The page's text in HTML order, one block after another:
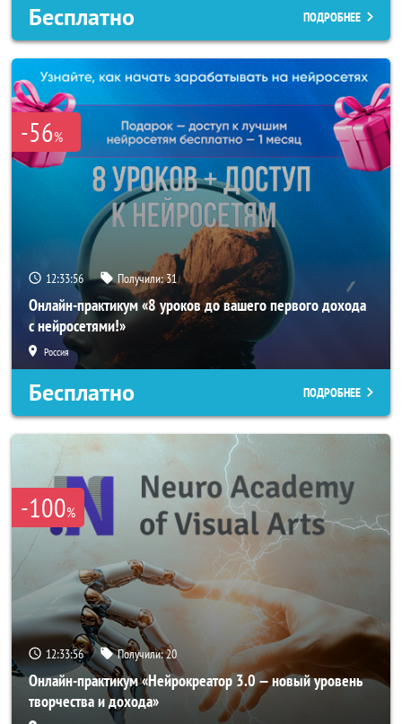
Бесплатно ПОДРОБНЕЕ
-56%
12:33:54 Получили:31
Онлайн-практикум «8 уроков до вашего первого дохода
с нейросетями!»
Россия
Бесплатно ПОДРОБНЕЕ
-100%
12:33:54 Получили:20
Онлайн-практикум «Нейрокреатор 3.0 — новый уровень
творчества и дохода»